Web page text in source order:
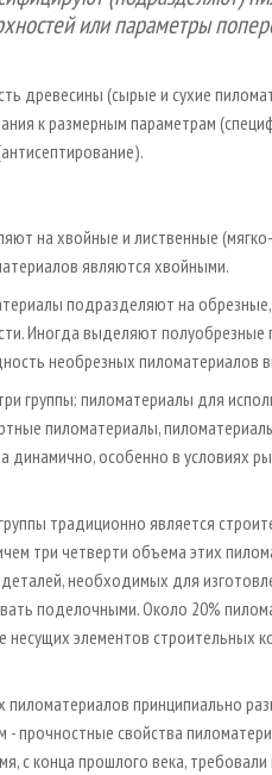
или параметры
древесины (сырые и сухие
к размерным параметрам
на хвойные и лиственные
являются хвойными.
подразделяют на
Иногда выделяют
необрезных
группы: пиломатериалы для
пиломатериалы,
динамично, особенно в условиях
традиционно является
три четверти объема этих
необходимых для
поделочными. Около 20%
несущих элементов строительных
принципиально
прочностные свойства
с конца прошлого века,